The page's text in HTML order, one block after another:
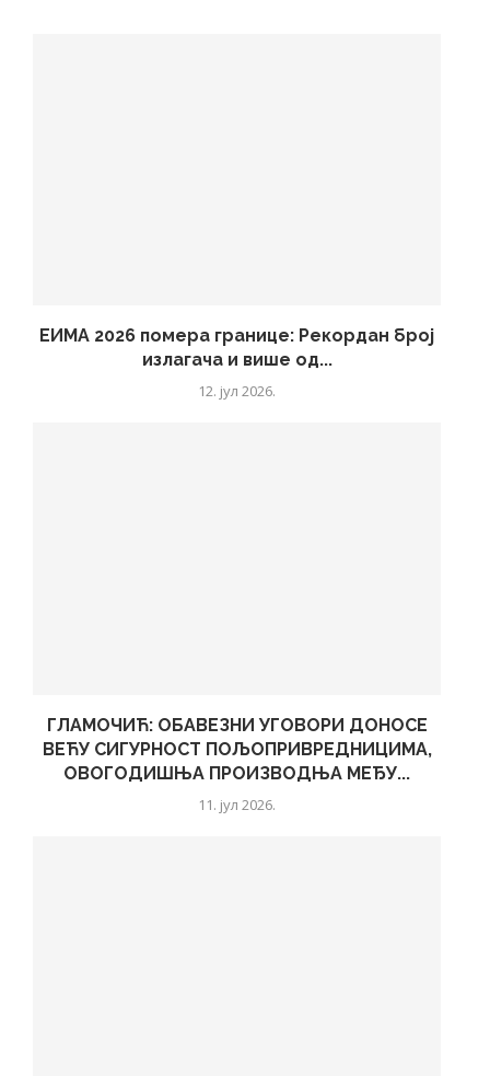
ЕИМА 2026 помера границе: Рекордан број
излагача и више од...
12. јул 2026.
ГЛАМОЧИЋ: ОБАВЕЗНИ УГОВОРИ ДОНОСЕ
ВЕЋУ СИГУРНОСТ ПОЉОПРИВРЕДНИЦИМА,
ОВОГОДИШЊА ПРОИЗВОДЊА МЕЂУ...
11. јул 2026.